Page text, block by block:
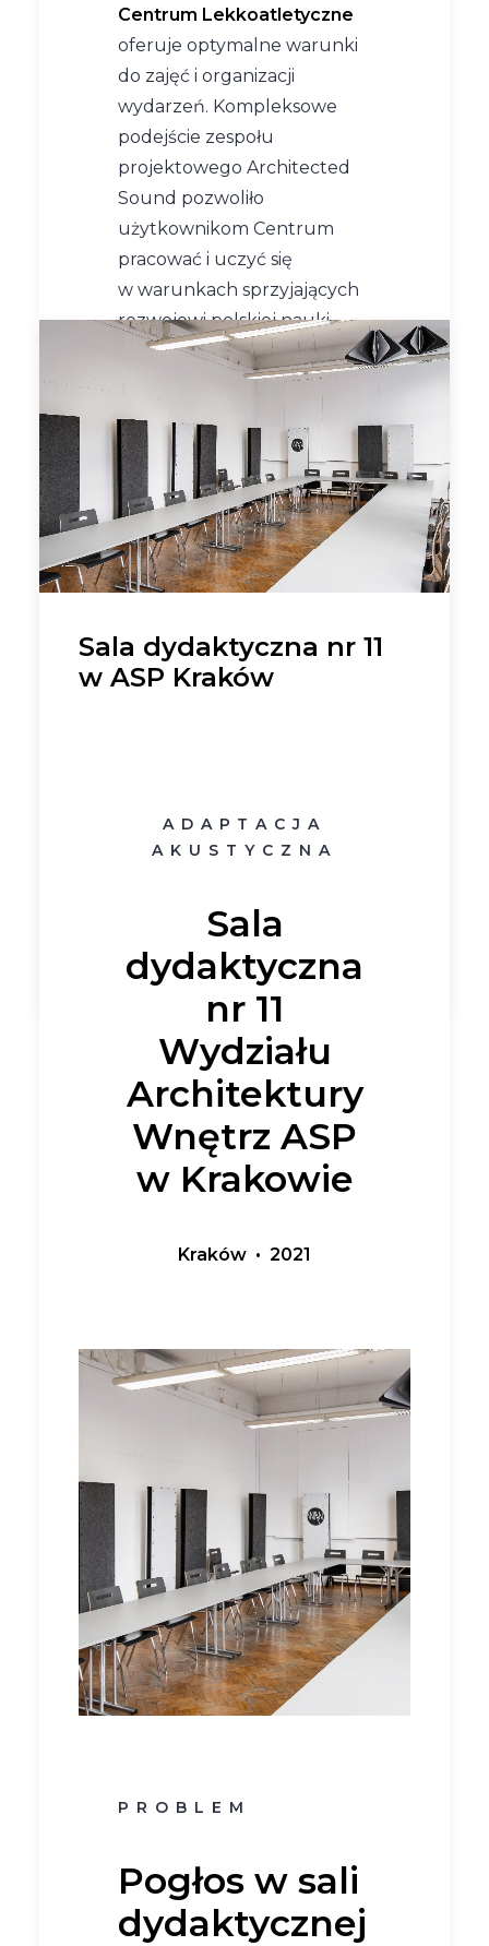
Centrum Lekkoatletyczne
oferuje optymalne warunki
do zajęć i organizacji
wydarzeń. Kompleksowe
podejście zespołu
projektowego Architected
Sound pozwoliło
użytkownikom Centrum
pracować i uczyć się
w warunkach sprzyjających
rozwojowi polskiej nauki.
Cieszymy się, że mogliśmy
podnieść standardy
wyjątkowego obiektu,
wspierając Uniwersytet
Rzeszowski w tworzeniu
inspirującego środowiska do
nauki i sportu.
Dowiedz się
przez Beata Topolska
Sala dydaktyczna nr 11
w ASP Kraków
ADAPTACJA
AKUSTYCZNA
Sala
dydaktyczna
nr 11
Wydziału
Architektury
Wnętrz ASP
w Krakowie
Kraków • 2021
PROBLEM
Pogłos w sali
dydaktycznej